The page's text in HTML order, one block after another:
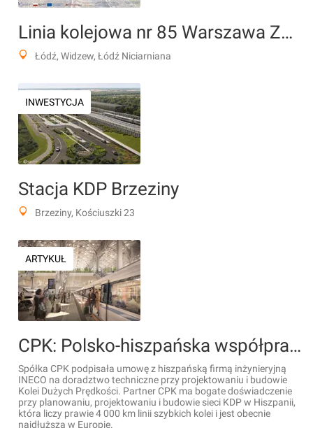
Linia kolejowa nr 85 Warszawa Zachodnia – CPK – Łódź Niciarniana (KDP)
Łódź, Widzew, Łódź Niciarniana
INWESTYCJA
Stacja KDP Brzeziny
Brzeziny, Kościuszki 23
ARTYKUŁ
CPK: Polsko-hiszpańska współpraca przy inwestycjach kolejowych KDP
Spółka CPK podpisała umowę z hiszpańską firmą inżynieryjną
INECO na doradztwo techniczne przy projektowaniu i budowie
Kolei Dużych Prędkości. Partner CPK ma bogate doświadczenie
przy planowaniu, projektowaniu i budowie sieci KDP w Hiszpanii,
która liczy prawie 4 000 km linii szybkich kolei i jest obecnie
najdłuższa w Europie.